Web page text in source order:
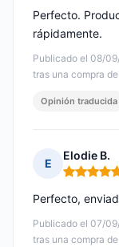
Publicado el 08/
tras una compra
Perfecto.
rápidamente.
Opinión traducida
E
Elodie B.
Nota: 5 de
Publicado el 07/
tras una compra
Perfecto,